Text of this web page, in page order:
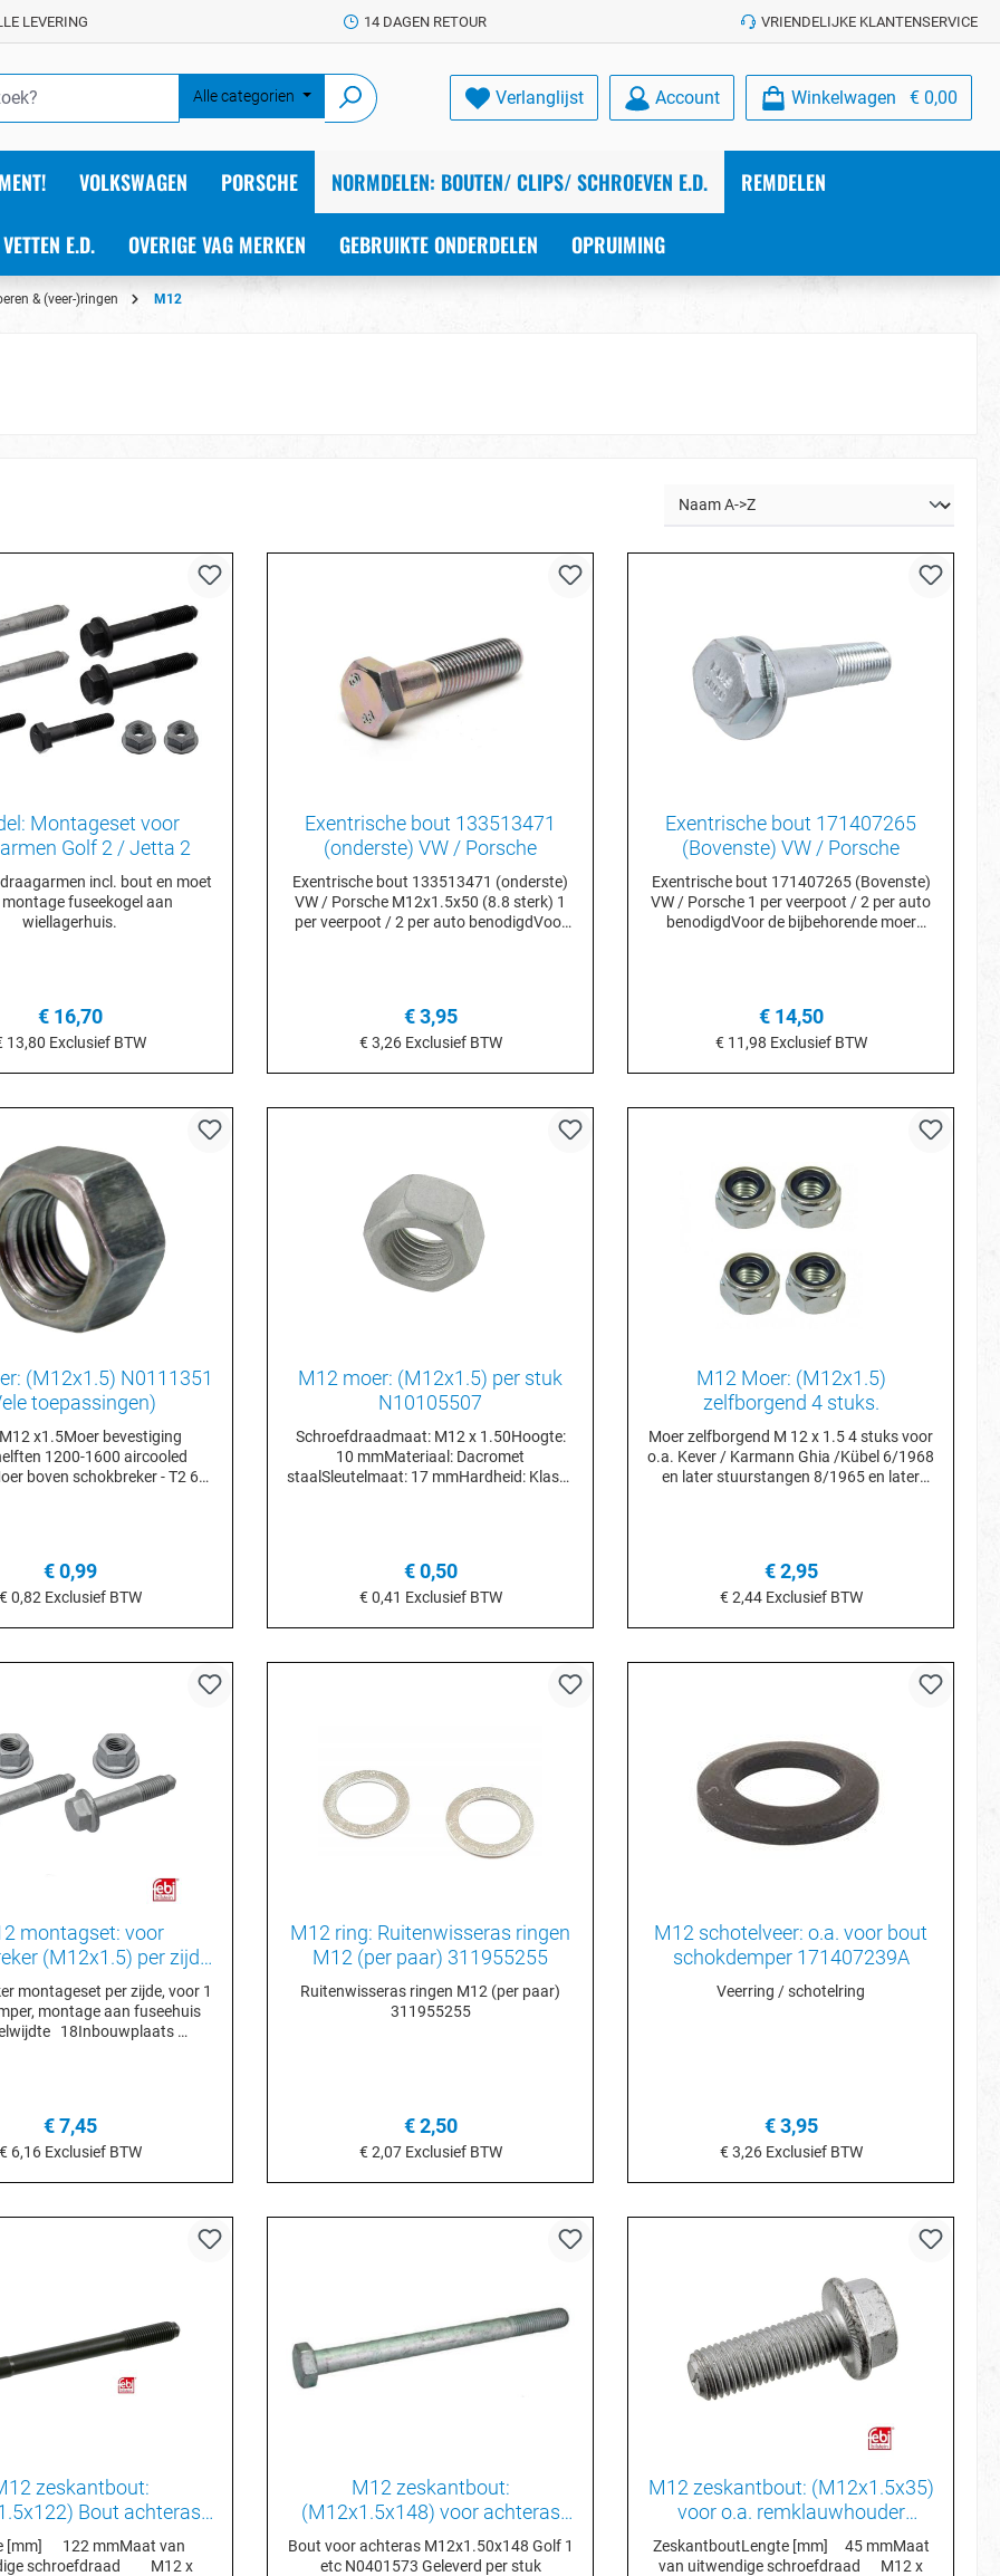
LEVERING 14 DAGEN RETOUR VRIENDELIJKE KLANTENSERVICE
Alle categorien Verlanglijst Account Winkelwagen € 0,00
VOLKSWAGEN PORSCHE NORMDELEN: BOUTEN/ CLIPS/ SCHROEVEN E.D. REMDELEN
E.D. OVERIGE VAG MERKEN GEBRUIKTE ONDERDELEN OPRUIMING
& (veer-)ringen M12
Montageset voor
Golf 2 / Jetta 2
incl. bout en moet
fuseekogel aan
wiellagerhuis.
€ 16,70
13,80 Exclusief BTW
Exentrische bout 133513471
(onderste) VW / Porsche
Exentrische bout 133513471 (onderste)
VW / Porsche M12x1.5x50 (8.8 sterk) 1
per veerpoot / 2 per auto benodigdVoor
€ 3,95
€ 3,26 Exclusief BTW
Exentrische bout 171407265
(Bovenste) VW / Porsche
Exentrische bout 171407265 (Bovenste)
VW / Porsche 1 per veerpoot / 2 per auto
benodigdVoor de bijbehorende moer
€ 14,50
€ 11,98 Exclusief BTW
(M12x1.5) N0111351
toepassingen)
x1.5Moer bevestiging
1200-1600 aircooled
boven schokbreker - T2 68-
rear axle - SplitMoer
schokdemper Golf 1, Scirocco,
€ 0,99
€ 0,82 Exclusief BTW
M12 moer: (M12x1.5) per stuk
N10105507
Schroefdraadmaat: M12 x 1.50Hoogte:
10 mmMateriaal: Dacromet
staalSleutelmaat: 17 mmHardheid: Klasse
€ 0,50
€ 0,41 Exclusief BTW
M12 Moer: (M12x1.5)
zelfborgend 4 stuks.
Moer zelfborgend M 12 x 1.5 4 stuks voor
o.a. Kever / Karmann Ghia /Kübel 6/1968
en later stuurstangen 8/1965 en later
€ 2,95
€ 2,44 Exclusief BTW
montagset: voor
(M12x1.5) per zijde
N10174001S1
montageset per zijde, voor 1
montage aan fuseehuis
18Inbouwplaats
€ 7,45
€ 6,16 Exclusief BTW
M12 ring: Ruitenwisseras ringen
M12 (per paar) 311955255
Ruitenwisseras ringen M12 (per paar)
311955255
€ 2,50
€ 2,07 Exclusief BTW
M12 schotelveer: o.a. voor bout
schokdemper 171407239A
Veerring / schotelring
€ 3,95
€ 3,26 Exclusief BTW
zeskantbout:
Bout achteras
Golf 2/3 Corrado
N90354401
[mm] 122 mmMaat van
schroefdraad M12 x
M12 zeskantbout:
(M12x1.5x148) voor achteras
Golf 1 etc N0401573
Bout voor achteras M12x1.50x148 Golf 1
etc N0401573 Geleverd per stuk
M12 zeskantbout: (M12x1.5x35)
voor o.a. remklauwhouder
N90708502
ZeskantboutLengte [mm] 45 mmMaat
van uitwendige schroefdraad M12 x